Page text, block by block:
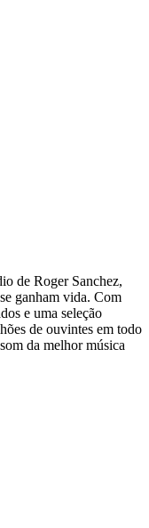
de Roger Sanchez,
ganham vida. Com
e uma seleção
de ouvintes em todo
da melhor música